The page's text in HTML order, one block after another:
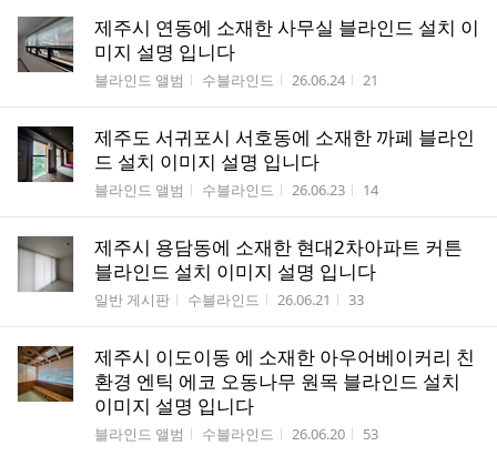
제주시 연동에 소재한 사무실 블라인드 설치 이
미지 설명 입니다
게시판명
블라인드 앨범 작성자
수블라인드 작성시간
26.06.24 조회수
21
제주도 서귀포시 서호동에 소재한 까페 블라인
드 설치 이미지 설명 입니다
게시판명
블라인드 앨범 작성자
수블라인드 작성시간
26.06.23 조회수
14
제주시 용담동에 소재한 현대2차아파트 커튼
블라인드 설치 이미지 설명 입니다
게시판명
일반 게시판 작성자
수블라인드 작성시간
26.06.21 조회수
33
제주시 이도이동 에 소재한 아우어베이커리 친
환경 엔틱 에코 오동나무 원목 블라인드 설치
이미지 설명 입니다
게시판명
블라인드 앨범 작성자
수블라인드 작성시간
26.06.20 조회수
53